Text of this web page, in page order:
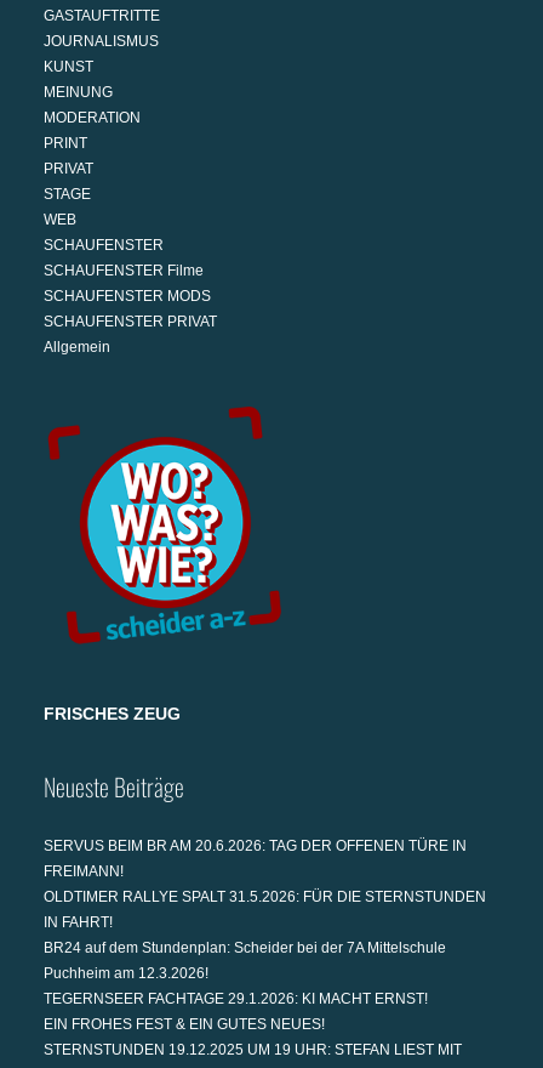
GASTAUFTRITTE
JOURNALISMUS
KUNST
MEINUNG
MODERATION
PRINT
PRIVAT
STAGE
WEB
SCHAUFENSTER
SCHAUFENSTER Filme
SCHAUFENSTER MODS
SCHAUFENSTER PRIVAT
Allgemein
FRISCHES ZEUG
Neueste Beiträge
SERVUS BEIM BR AM 20.6.2026: TAG DER OFFENEN TÜRE IN
FREIMANN!
OLDTIMER RALLYE SPALT 31.5.2026: FÜR DIE STERNSTUNDEN
IN FAHRT!
BR24 auf dem Stundenplan: Scheider bei der 7A Mittelschule
Puchheim am 12.3.2026!
TEGERNSEER FACHTAGE 29.1.2026: KI MACHT ERNST!
EIN FROHES FEST & EIN GUTES NEUES!
STERNSTUNDEN 19.12.2025 UM 19 UHR: STEFAN LIEST MIT